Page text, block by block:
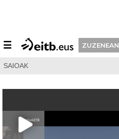
☰ ZUZENEAN
SAIOAK